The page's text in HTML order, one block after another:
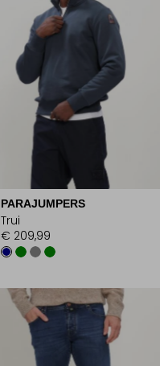
PARAJUMPERS
Trui
€ 209,99